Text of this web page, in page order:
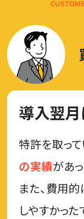
導入翌
特許を取っ
の実績があ
また、費用
しやすかった